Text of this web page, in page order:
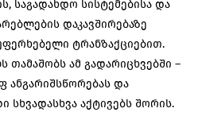
საგადახდო სისტემებისა და
დაკავშირებაზე
ტრანზაქციებით.
თამაშობს ამ გადარიცხვებში –
ანგარიშსწორებას და
აქტივებს შორის.